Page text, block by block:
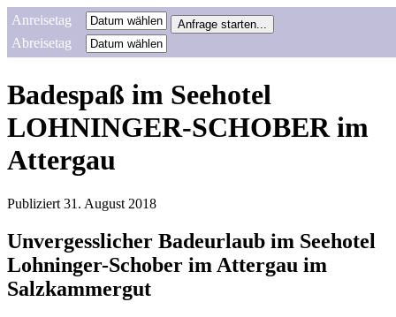
Anreisetag
Abreisetag
Badespaß im Seehotel
LOHNINGER-SCHOBER im
Attergau
Publiziert 31. August 2018
Unvergesslicher Badeurlaub im Seehotel
Lohninger-Schober im Attergau im
Salzkammergut